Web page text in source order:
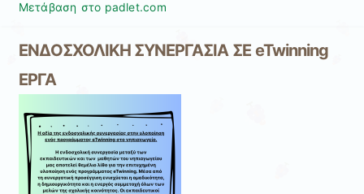
Μετάβαση στο padlet.com
ΕΝΔΟΣΧΟΛΙΚΗ ΣΥΝΕΡΓΑΣΙΑ ΣΕ eTwinning
ΕΡΓΑ